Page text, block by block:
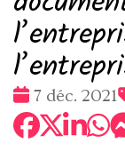
Date
:
7 déc. 2021